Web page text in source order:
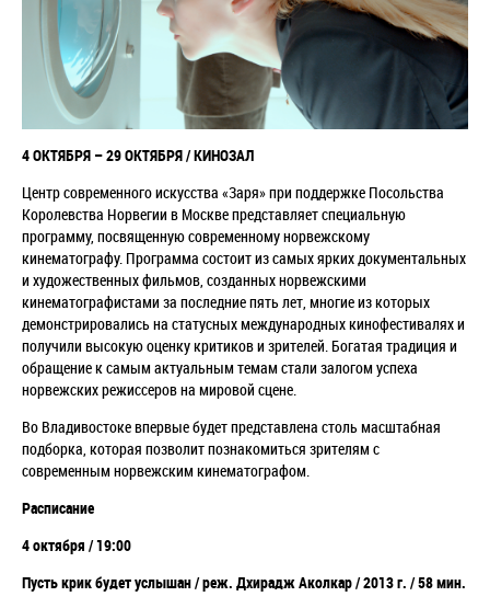
4 ОКТЯБРЯ – 29 ОКТЯБРЯ / КИНОЗАЛ
Центр современного искусства «Заря» при поддержке Посольства
Королевства Норвегии в Москве представляет специальную
программу, посвященную современному норвежскому
кинематографу. Программа состоит из самых ярких документальных
и художественных фильмов, созданных норвежскими
кинематографистами за последние пять лет, многие из которых
демонстрировались на статусных международных кинофестивалях и
получили высокую оценку критиков и зрителей. Богатая традиция и
обращение к самым актуальным темам стали залогом успеха
норвежских режиссеров на мировой сцене.
Во Владивостоке впервые будет представлена столь масштабная
подборка, которая позволит познакомиться зрителям с
современным норвежским кинематографом.
Расписание
4 октября / 19:00
Пусть крик будет услышан / реж. Дхирадж Аколкар / 2013 г. / 58 мин.